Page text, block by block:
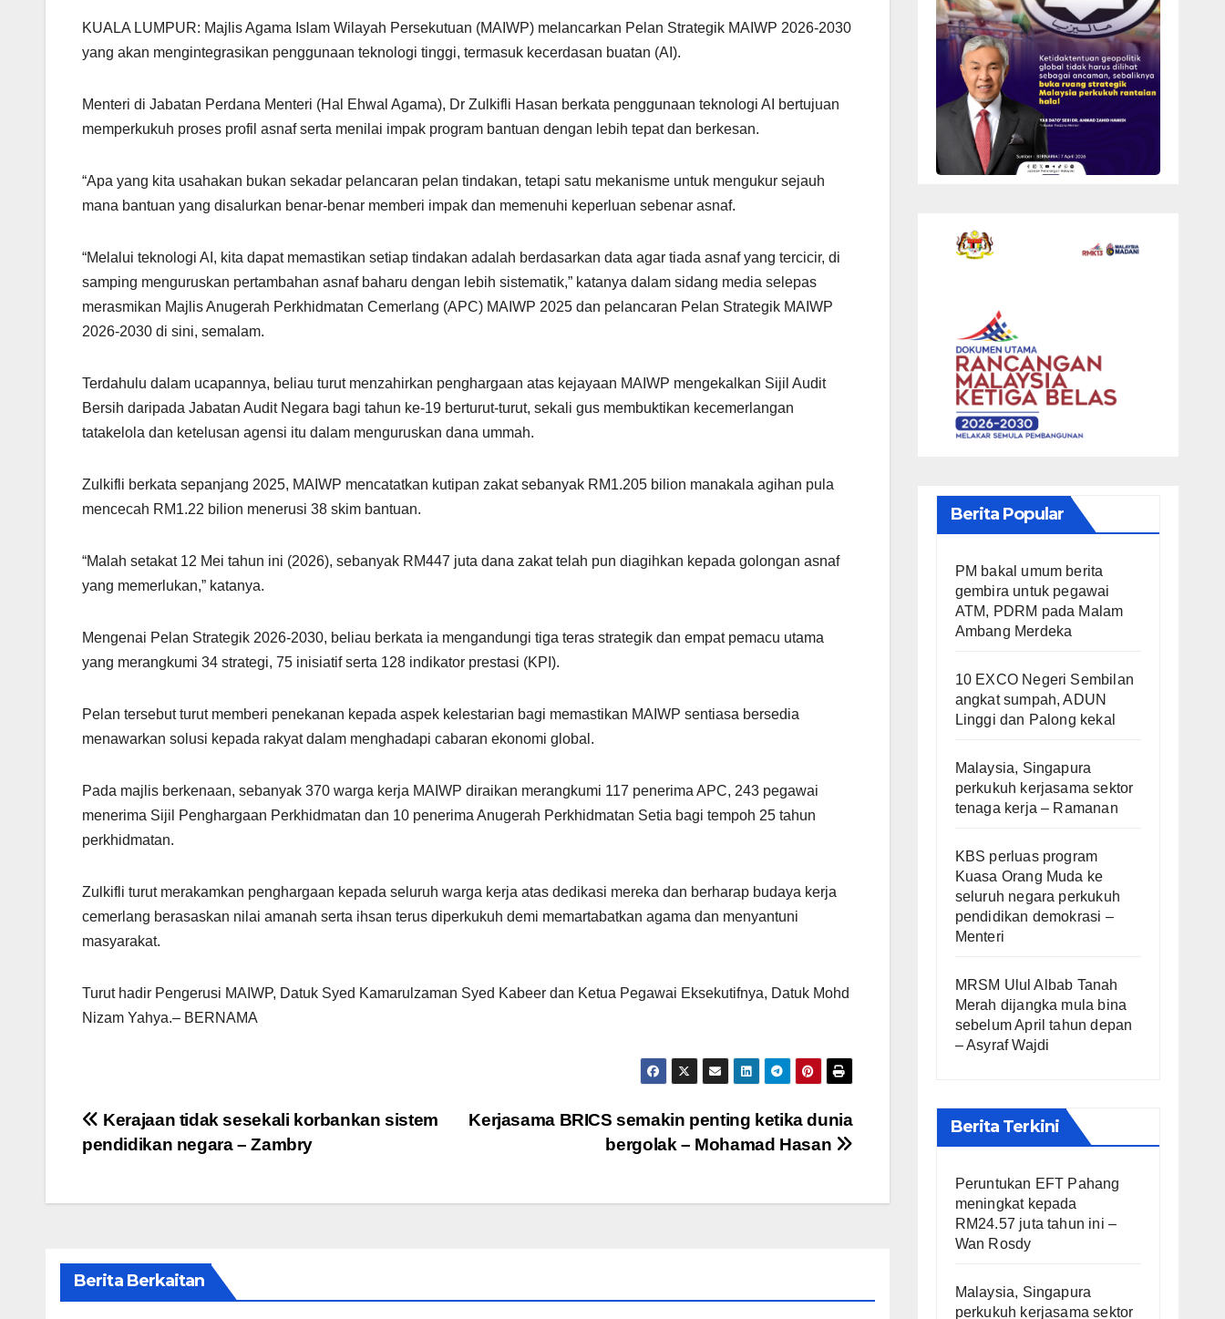
at
A
p
e
a
m
c
e
b
o
k
ail ar
e
KUALA LUMPUR: Majlis Agama Islam Wilayah Persekutuan (MAIWP) melancarkan Pelan Strategik MAIWP 2026-2030
yang akan mengintegrasikan penggunaan teknologi tinggi, termasuk kecerdasan buatan (AI).
Menteri di Jabatan Perdana Menteri (Hal Ehwal Agama), Dr Zulkifli Hasan berkata penggunaan teknologi AI bertujuan
memperkukuh proses profil asnaf serta menilai impak program bantuan dengan lebih tepat dan berkesan.
“Apa yang kita usahakan bukan sekadar pelancaran pelan tindakan, tetapi satu mekanisme untuk mengukur sejauh
mana bantuan yang disalurkan benar-benar memberi impak dan memenuhi keperluan sebenar asnaf.
“Melalui teknologi AI, kita dapat memastikan setiap tindakan adalah berdasarkan data agar tiada asnaf yang tercicir, di
samping menguruskan pertambahan asnaf baharu dengan lebih sistematik,” katanya dalam sidang media selepas
merasmikan Majlis Anugerah Perkhidmatan Cemerlang (APC) MAIWP 2025 dan pelancaran Pelan Strategik MAIWP
2026-2030 di sini, semalam.
Terdahulu dalam ucapannya, beliau turut menzahirkan penghargaan atas kejayaan MAIWP mengekalkan Sijil Audit
Bersih daripada Jabatan Audit Negara bagi tahun ke-19 berturut-turut, sekali gus membuktikan kecemerlangan
tatakelola dan ketelusan agensi itu dalam menguruskan dana ummah.
Zulkifli berkata sepanjang 2025, MAIWP mencatatkan kutipan zakat sebanyak RM1.205 bilion manakala agihan pula
mencecah RM1.22 bilion menerusi 38 skim bantuan.
“Malah setakat 12 Mei tahun ini (2026), sebanyak RM447 juta dana zakat telah pun diagihkan kepada golongan asnaf
yang memerlukan,” katanya.
Mengenai Pelan Strategik 2026-2030, beliau berkata ia mengandungi tiga teras strategik dan empat pemacu utama
yang merangkumi 34 strategi, 75 inisiatif serta 128 indikator prestasi (KPI).
Pelan tersebut turut memberi penekanan kepada aspek kelestarian bagi memastikan MAIWP sentiasa bersedia
menawarkan solusi kepada rakyat dalam menghadapi cabaran ekonomi global.
Pada majlis berkenaan, sebanyak 370 warga kerja MAIWP diraikan merangkumi 117 penerima APC, 243 pegawai
menerima Sijil Penghargaan Perkhidmatan dan 10 penerima Anugerah Perkhidmatan Setia bagi tempoh 25 tahun
perkhidmatan.
Zulkifli turut merakamkan penghargaan kepada seluruh warga kerja atas dedikasi mereka dan berharap budaya kerja
cemerlang berasaskan nilai amanah serta ihsan terus diperkukuh demi memartabatkan agama dan menyantuni
masyarakat.
Turut hadir Pengerusi MAIWP, Datuk Syed Kamarulzaman Syed Kabeer dan Ketua Pegawai Eksekutifnya, Datuk Mohd
Nizam Yahya.– BERNAMA
Post
navigation
Kerjasama BRICS semakin penting ketika dunia
bergolak – Mohamad Hasan
Kerajaan tidak sesekali korbankan sistem
pendidikan negara – Zambry
Berita Berkaitan
Berita Popular
PM bakal umum berita
gembira untuk pegawai
ATM, PDRM pada Malam
Ambang Merdeka
10 EXCO Negeri Sembilan
angkat sumpah, ADUN
Linggi dan Palong kekal
Malaysia, Singapura
perkukuh kerjasama sektor
tenaga kerja – Ramanan
KBS perluas program
Kuasa Orang Muda ke
seluruh negara perkukuh
pendidikan demokrasi –
Menteri
MRSM Ulul Albab Tanah
Merah dijangka mula bina
sebelum April tahun depan
– Asyraf Wajdi
Berita Terkini
Peruntukan EFT Pahang
meningkat kepada
RM24.57 juta tahun ini –
Wan Rosdy
Malaysia, Singapura
perkukuh kerjasama sektor